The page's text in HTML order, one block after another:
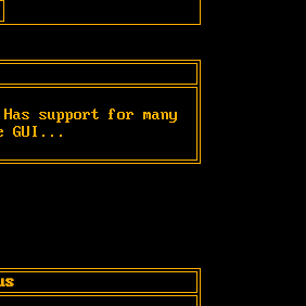
support for many
GUI...